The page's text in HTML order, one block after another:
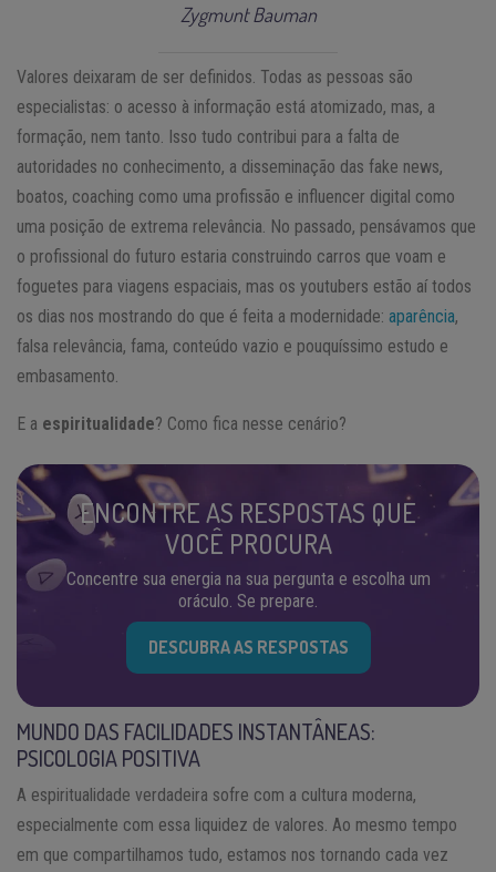
Zygmunt Bauman
Valores deixaram de ser definidos. Todas as pessoas são
especialistas: o acesso à informação está atomizado, mas, a
formação, nem tanto. Isso tudo contribui para a falta de
autoridades no conhecimento, a disseminação das fake news,
boatos, coaching como uma profissão e influencer digital como
uma posição de extrema relevância. No passado, pensávamos que
o profissional do futuro estaria construindo carros que voam e
foguetes para viagens espaciais, mas os youtubers estão aí todos
os dias nos mostrando do que é feita a modernidade: aparência,
falsa relevância, fama, conteúdo vazio e pouquíssimo estudo e
embasamento.
E a espiritualidade? Como fica nesse cenário?
ENCONTRE AS RESPOSTAS QUE
VOCÊ PROCURA
Concentre sua energia na sua pergunta e escolha um
oráculo. Se prepare.
DESCUBRA AS RESPOSTAS
MUNDO DAS FACILIDADES INSTANTÂNEAS:
PSICOLOGIA POSITIVA
A espiritualidade verdadeira sofre com a cultura moderna,
especialmente com essa liquidez de valores. Ao mesmo tempo
em que compartilhamos tudo, estamos nos tornando cada vez